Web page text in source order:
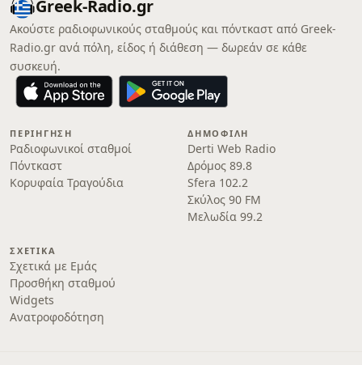
Greek-Radio.gr
Ακούστε ραδιοφωνικούς σταθμούς και πόντκαστ από Greek-
Radio.gr ανά πόλη, είδος ή διάθεση — δωρεάν σε κάθε
συσκευή.
ΠΕΡΙΉΓΗΣΗ
Ραδιοφωνικοί σταθμοί
Πόντκαστ
Κορυφαία Τραγούδια
ΔΗΜΟΦΙΛΉ
Derti Web Radio
Δρόμος 89.8
Sfera 102.2
Σκύλος 90 FM
Μελωδία 99.2
ΣΧΕΤΙΚΆ
Σχετικά με Εμάς
Προσθήκη σταθμού
Widgets
Ανατροφοδότηση